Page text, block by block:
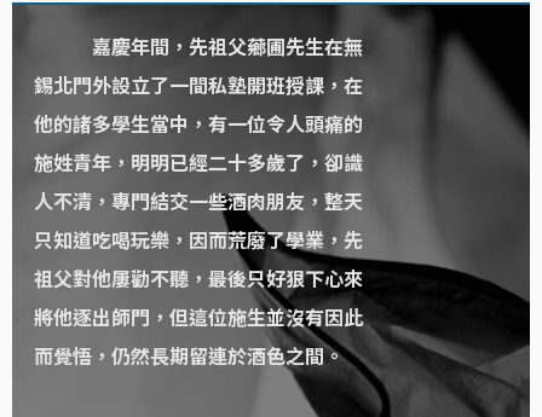
嘉慶年間，先祖父薌圃先生在無
錫北門外設立了一間私塾開班授課，在
他的諸多學生當中，有一位令人頭痛的
施姓青年，明明已經二十多歲了，卻識
人不清，專門結交一些酒肉朋友，整天
只知道吃喝玩樂，因而荒廢了學業，先
祖父對他屢勸不聽，最後只好狠下心來
將他逐出師門，但這位施生並沒有因此
而覺悟，仍然長期留連於酒色之間。